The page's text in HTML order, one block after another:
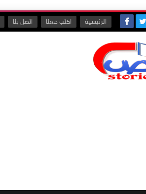
الرئيسية اكتب معنا اتصل بنا